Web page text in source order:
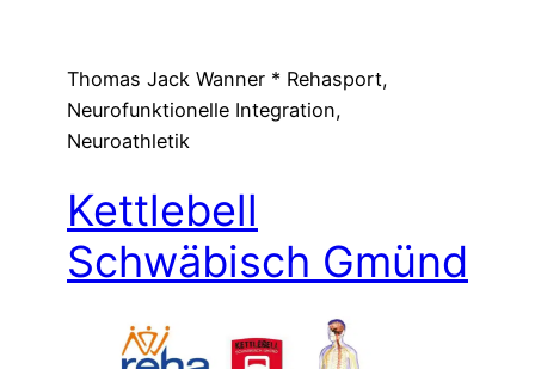
springenThomas Jack Wanner * Rehasport,
Neurofunktionelle Integration,
Neuroathletik
Kettlebell
Schwäbisch Gmünd